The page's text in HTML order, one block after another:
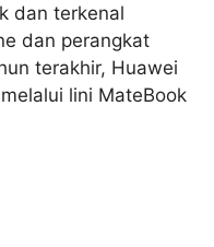
dan terkenal
dan perangkat
terakhir, Huawei
lini MateBook